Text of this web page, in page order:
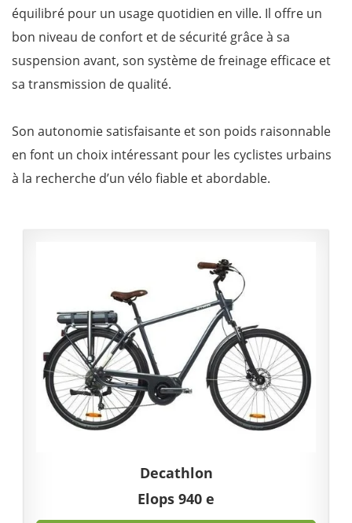
équilibré pour un usage quotidien en ville. Il offre un
bon niveau de confort et de sécurité grâce à sa
suspension avant, son système de freinage efficace et
sa transmission de qualité.
Son autonomie satisfaisante et son poids raisonnable
en font un choix intéressant pour les cyclistes urbains
à la recherche d’un vélo fiable et abordable.
Decathlon
Elops 940 e